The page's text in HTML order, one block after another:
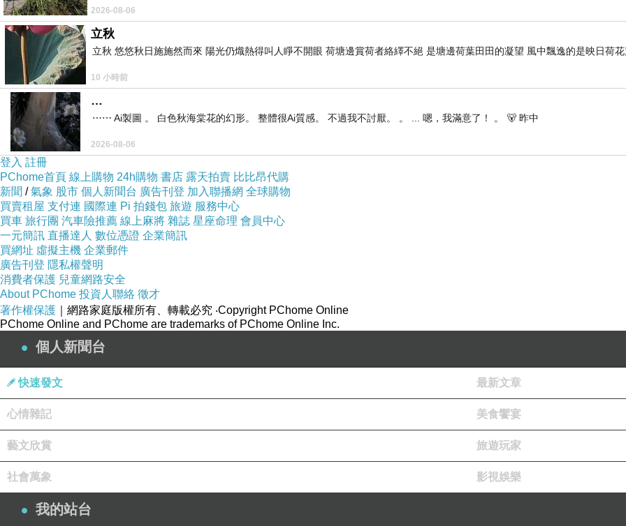
2026-08-06
立秋
立秋 悠悠秋日施施然而來 陽光仍熾熱得叫人睜不開眼 荷塘邊賞荷者絡繹不絕 是塘邊荷葉田田的凝望 風中飄逸的是映日荷
10 小時前
…
⋯⋯ Ai製圖 。 白色秋海棠花的幻形。 整體很Ai質感。 不過我不討厭。 。 ... 嗯，我滿意了！ 。 🐻 昨中
2026-08-06
登入 註冊
PChome首頁 線上購物 24h購物 書店 露天拍賣 比比昂代購
新聞 /氣象 股市 個人新聞台 廣告刊登 加入聯播網 全球購物
買賣租屋 支付連 國際連 Pi 拍錢包 旅遊 服務中心
買車 旅行團 汽車險推薦 線上麻將 雜誌 星座命理 會員中心
一元簡訊 直播達人 數位憑證 企業簡訊
買網址 虛擬主機 企業郵件
廣告刊登 隱私權聲明
消費者保護 兒童網路安全
About PChome 投資人聯絡 徵才
著作權保護 ｜網路家庭版權所有、轉載必究 ‧Copyright PChome Online
PChome Online and PChome are trademarks of PChome Online Inc.
個人新聞台
快速發文 最新文章
心情雜記 美食饗宴
藝文欣賞 旅遊玩家
社會萬象 影視娛樂
我的站台